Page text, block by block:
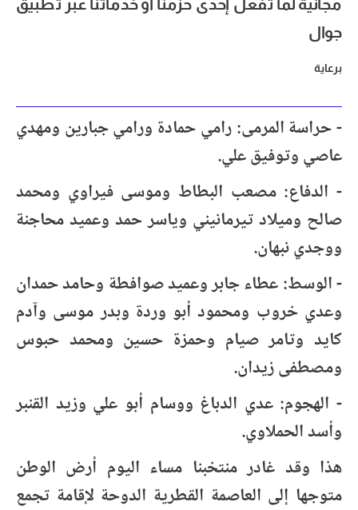
مجانية لما تفعل إحدى حزمنا أو خدماتنا عبر تطبيق
جوال
برعاية
-حراسة المرمى: رامي حمادة ورامي جبارين ومهدي
عاصي وتوفيق علي.
- الدفاع: مصعب البطاط وموسى فيراوي ومحمد
صالح وميلاد تيرمانيني وياسر حمد وعميد محاجنة
ووجدي نبهان.
-الوسط: عطاء جابر وعميد صوافطة وحامد حمدان
وعدي خروب ومحمود أبو وردة وبدر موسى وآدم
كايد وتامر صيام وحمزة حسين ومحمد حبوس
ومصطفى زيدان.
- الهجوم: عدي الدباغ ووسام أبو علي وزيد القنبر
وأسد الحملاوي.
هذا وقد غادر منتخبنا مساء اليوم أرض الوطن
متوجها إلى العاصمة القطرية الدوحة لإقامة تجمع